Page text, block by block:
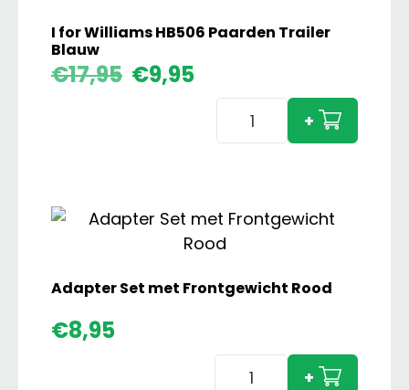
I for Williams HB506 Paarden Trailer
Blauw
€17,95
Oorspronkelijke
prijs
€9,95
Huidige
prijs
Paarden
Trailer
aantal
+
Adapter Set met Frontgewicht Rood
€8,95
Adapter
+